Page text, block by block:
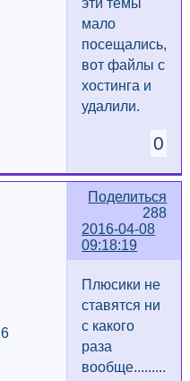
эти темы
мало
посещались,
вот файлы с
хостинга и
удалили.
0
Поделиться
288
2016-04-08
09:18:19
Плюсики не
ставятся ни
с какого
раза